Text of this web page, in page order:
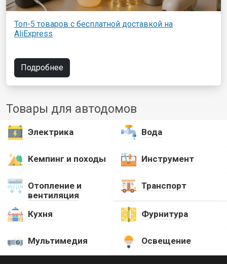
Топ-5 товаров с бесплатной доставкой на
AliExpress
Подробнее
Товары для автодомов
Электрика Вода
Кемпинг и походы Инструмент
Отопление и
вентиляция
Транспорт
Кухня Фурнитура
Мультимедия Освещение